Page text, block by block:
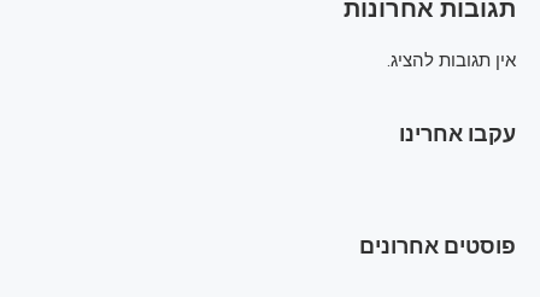
תגובות אחרונות
אין תגובות להציג.
עקבו אחרינו
פוסטים אחרונים